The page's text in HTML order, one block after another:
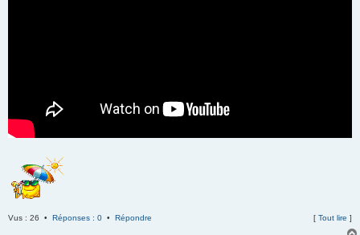
Vus : 26 • Réponses : 0 • Répondre [ Tout lire ]